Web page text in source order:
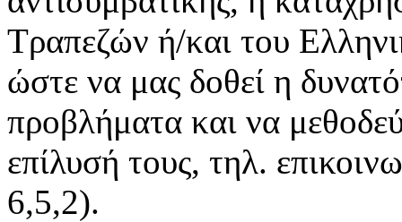
Τραπεζών ή/και του
ώστε να μας δοθεί η
προβλήματα και να
επίλυσή τους, τηλ.
6,5,2).